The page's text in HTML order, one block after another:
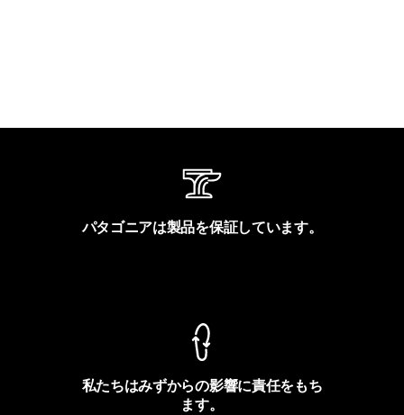
パタゴニアは製品を保証しています。
私たちはみずからの影響に責任をもち
ます。